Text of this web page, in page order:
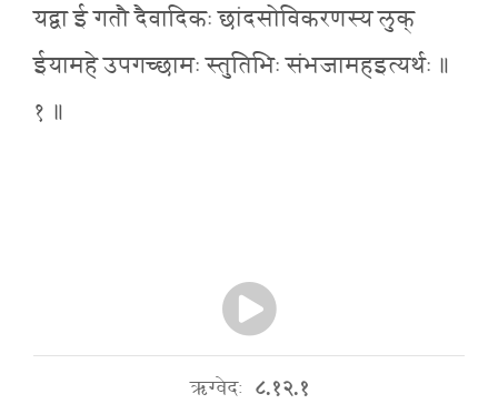
यद्वा ई गतौ दैवादिकः छांदसोविकरणस्य लुक्
ईयामहे उपगच्छामः स्तुतिभिः संभजामहइत्यर्थः ॥
१ ॥
ऋग्वेदः ८.१२.१